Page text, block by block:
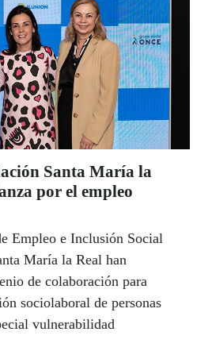
Santa María la
por el empleo
Empleo e Inclusión Social
María la Real han
de colaboración para
sociolaboral de personas
vulnerabilidad